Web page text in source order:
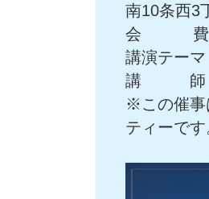
南10条西
会
講演テー
講
※この催事
ティーです